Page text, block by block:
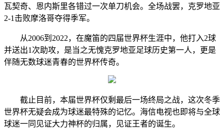
瓦契奇、恩内斯里各错过一次单刀机会。全场战罢，克罗地亚
2-1击败摩洛哥夺得季军。
从2006到2022，在魔笛的四届世界杯生涯中，他打入2球
并送出1次助攻，是当之无愧克罗地亚足球历史第一人，更是
伴随无数球迷青春的世界杯传奇。
截止目前，本届世界杯仅剩最后一场终局之战，这次冬季
世界杯无疑会成为球迷最特殊的记忆。海信电视也即将与全球
球迷一同见证大力神杯的归属，见证王者的诞生。